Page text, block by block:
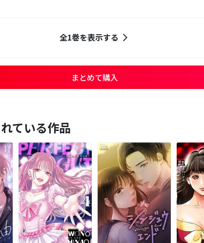
全1巻を表示する
まとめて購入
ている作品